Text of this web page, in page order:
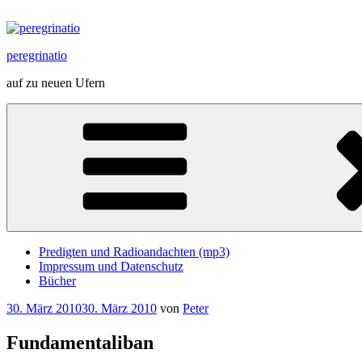
Inhalt
peregrinatio
auf zu neuen Ufern
Predigten und Radioandachten (mp3)
Impressum und Datenschutz
Bücher
Veröffentlicht
30. März 201030. März 2010 von Peter
Fundamentaliban